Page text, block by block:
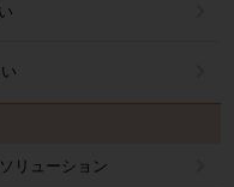
リューション